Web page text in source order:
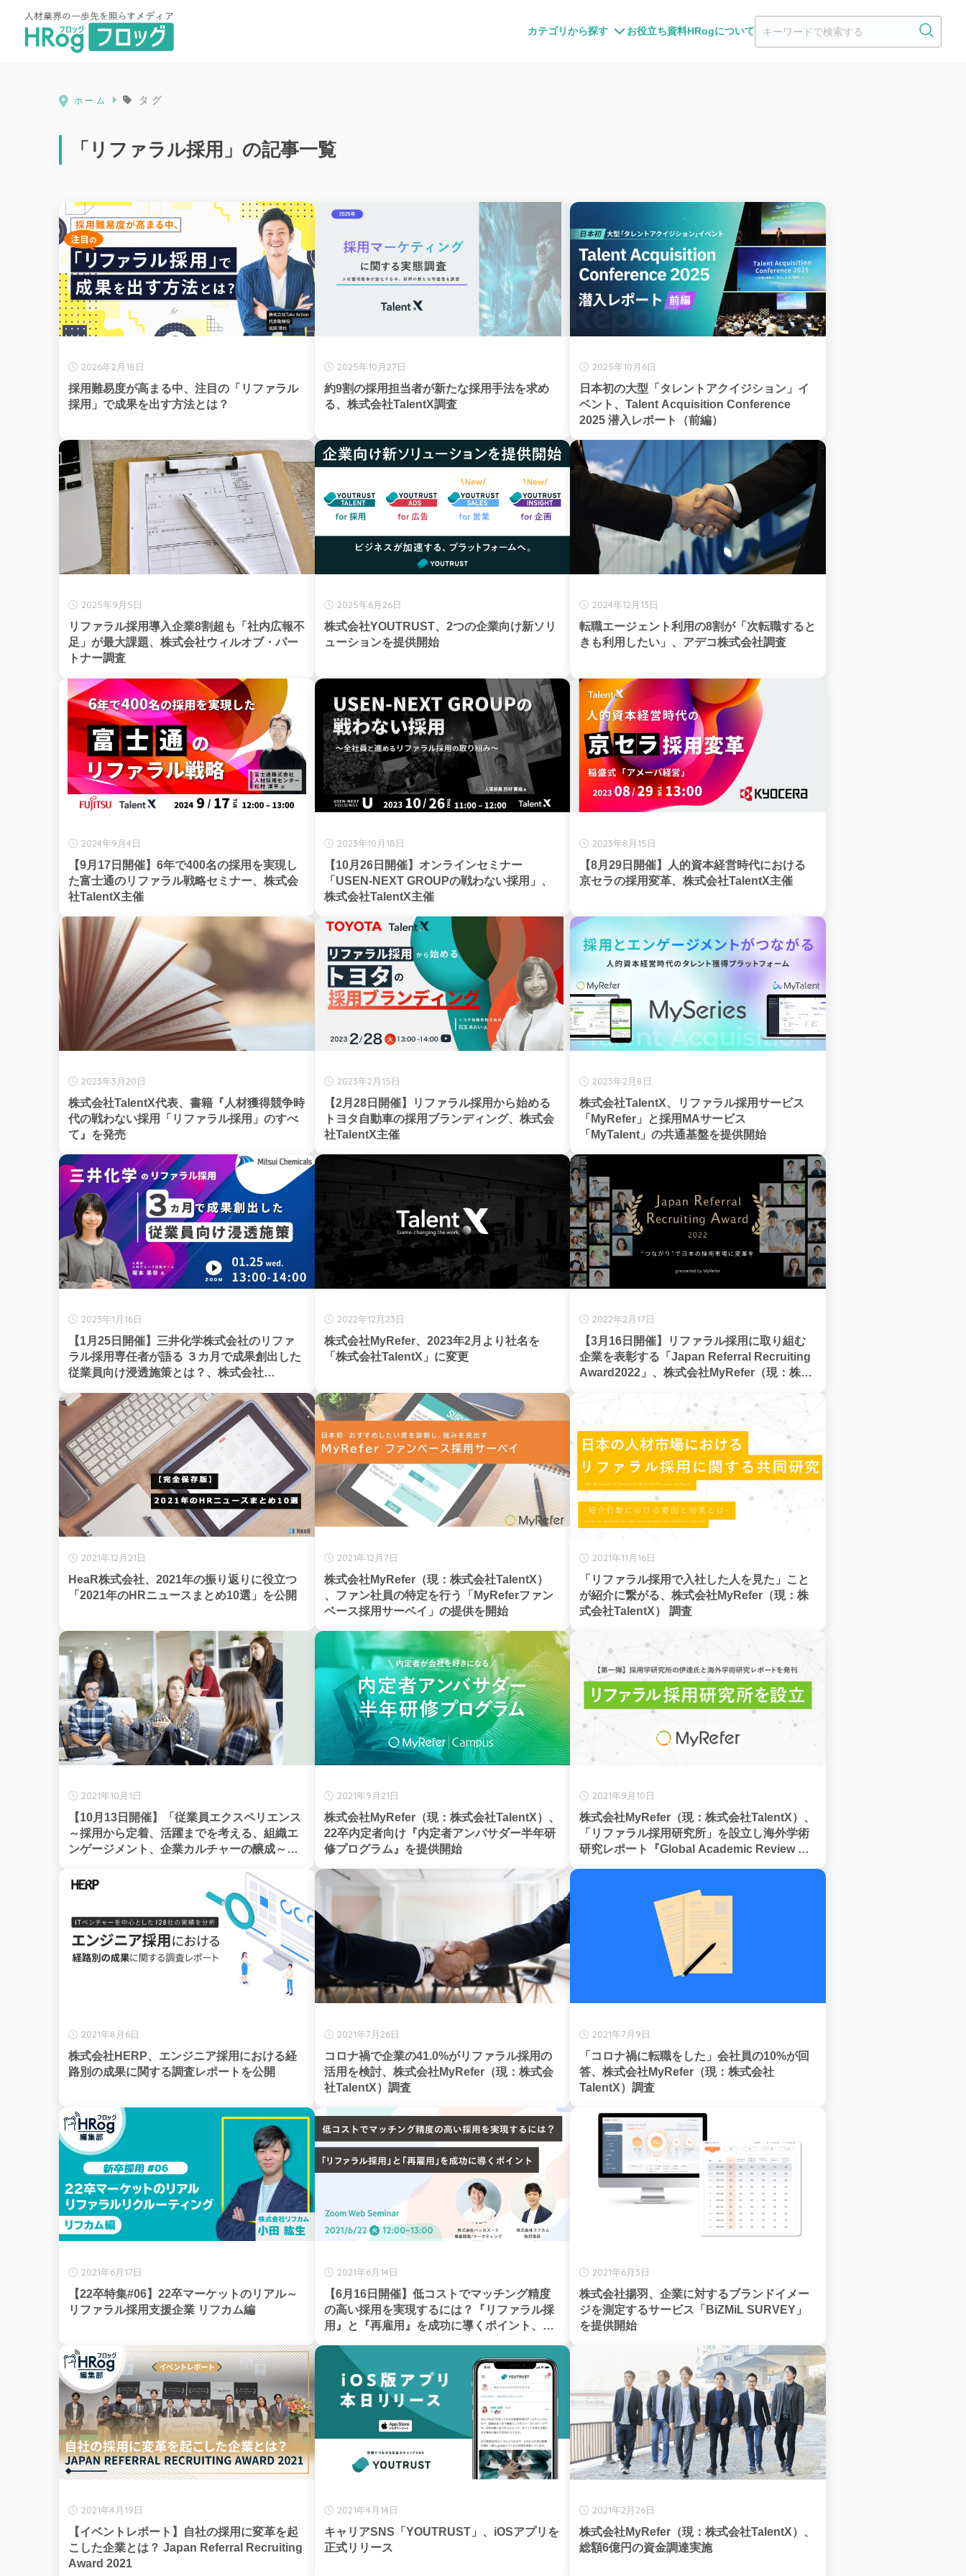
カテゴリから探す お役立ち資料HRogについて
HRog | 人材業界の一歩先を照らすメディア
ホーム タグ
「リファラル採用」の記事一覧
2026年2月18日
採用難易度が高まる中、注目の「リファラル
採用」で成果を出す方法とは？
2025年10月27日
約9割の採用担当者が新たな採用手法を求め
る、株式会社TalentX調査
2025年10月6日
日本初の大型「タレントアクイジション」イ
ベント、Talent Acquisition Conference
2025 潜入レポート（前編）
2025年9月5日
リファラル採用導入企業8割超も「社内広報不
足」が最大課題、株式会社ウィルオブ・パー
トナー調査
2025年6月26日
株式会社YOUTRUST、2つの企業向け新ソリ
ューションを提供開始
2024年12月13日
転職エージェント利用の8割が「次転職すると
きも利用したい」、アデコ株式会社調査
2024年9月4日
【9月17日開催】6年で400名の採用を実現し
た富士通のリファラル戦略セミナー、株式会
社TalentX主催
2023年10月18日
【10月26日開催】オンラインセミナー
「USEN-NEXT GROUPの戦わない採用」、
株式会社TalentX主催
2023年8月15日
【8月29日開催】人的資本経営時代における
京セラの採用変革、株式会社TalentX主催
2023年3月20日
株式会社TalentX代表、書籍『人材獲得競争時
代の戦わない採用「リファラル採用」のすべ
て』を発売
2023年2月15日
【2月28日開催】リファラル採用から始める
トヨタ自動車の採用ブランディング、株式会
社TalentX主催
2023年2月8日
株式会社TalentX、リファラル採用サービス
「MyRefer」と採用MAサービス
「MyTalent」の共通基盤を提供開始
2023年1月16日
【1月25日開催】三井化学株式会社のリファ
ラル採用専任者が語る ３カ月で成果創出した
従業員向け浸透施策とは？、株式会社
2022年12月23日
株式会社MyRefer、2023年2月より社名を
「株式会社TalentX」に変更
2022年2月17日
【3月16日開催】リファラル採用に取り組む
企業を表彰する「Japan Referral Recruiting
Award2022」、株式会社MyRefer（現：株式
2021年12月21日
HeaR株式会社、2021年の振り返りに役立つ
「2021年のHRニュースまとめ10選」を公開
2021年12月7日
株式会社MyRefer（現：株式会社TalentX）
、ファン社員の特定を行う「MyReferファン
ベース採用サーベイ」の提供を開始
2021年11月16日
「リファラル採用で入社した人を見た」こと
が紹介に繋がる、株式会社MyRefer（現：株
式会社TalentX） 調査
2021年10月1日
【10月13日開催】「従業員エクスペリエンス
～採用から定着、活躍までを考える、組織エ
ンゲージメント、企業カルチャーの醸成～」
2021年9月21日
株式会社MyRefer（現：株式会社TalentX）、
22卒内定者向け『内定者アンバサダー半年研
修プログラム』を提供開始
2021年9月10日
株式会社MyRefer（現：株式会社TalentX）、
「リファラル採用研究所」を設立し海外学術
研究レポート『Global Academic Review of
2021年8月6日
株式会社HERP、エンジニア採用における経
路別の成果に関する調査レポートを公開
2021年7月26日
コロナ禍で企業の41.0%がリファラル採用の
活用を検討、株式会社MyRefer（現：株式会
社TalentX）調査
2021年7月9日
「コロナ禍に転職をした」会社員の10%が回
答、株式会社MyRefer（現：株式会社
TalentX）調査
2021年6月17日
【22卒特集#06】22卒マーケットのリアル～
リファラル採用支援企業 リフカム編
2021年6月14日
【6月16日開催】低コストでマッチング精度
の高い採用を実現するには？『リファラル採
用』と『再雇用』を成功に導くポイント、株
2021年6月3日
株式会社揚羽、企業に対するブランドイメー
ジを測定するサービス「BiZMiL SURVEY」
を提供開始
2021年4月19日
【イベントレポート】自社の採用に変革を起
こした企業とは？ Japan Referral Recruiting
Award 2021
2021年4月14日
キャリアSNS「YOUTRUST」、iOSアプリを
正式リリース
2021年2月26日
株式会社MyRefer（現：株式会社TalentX）、
総額6億円の資金調達実施